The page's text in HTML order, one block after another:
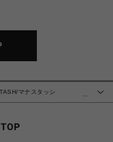
…
マナスタッシ